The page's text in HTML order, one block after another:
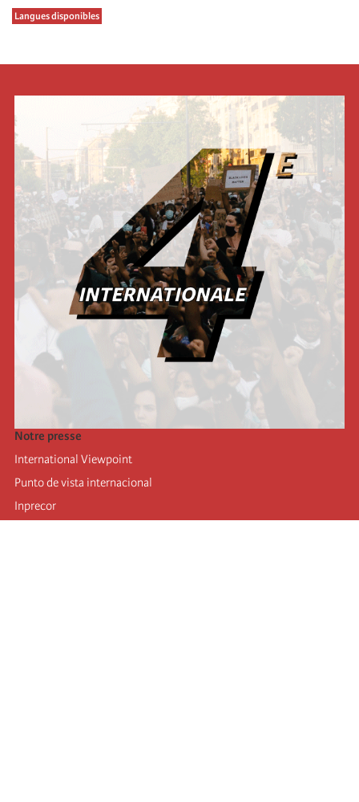
Langues disponibles
Notre presse
International Viewpoint
Punto de vista internacional
Inprecor